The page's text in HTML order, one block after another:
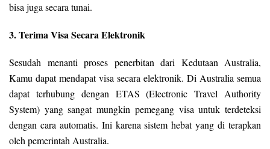
bisa juga secara tunai.
3. Terima Visa Secara Elektronik
Sesudah menanti proses penerbitan dari Kedutaan Australia,
Kamu dapat mendapat visa secara elektronik. Di Australia semua
dapat terhubung dengan ETAS (Electronic Travel Authority
System) yang sangat mungkin pemegang visa untuk terdeteksi
dengan cara automatis. Ini karena sistem hebat yang di terapkan
oleh pemerintah Australia.